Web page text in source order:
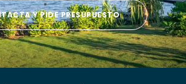
Y PIDE PRESUPUESTO